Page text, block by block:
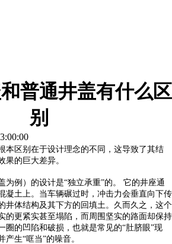
普通井盖有什么区
别
本区别在于设计理念的不同，这导致了其结
果的巨大差异。
为例）的设计是“独立承重”的。 它的井座通
凝土上。当车辆碾过时，冲击力会垂直向下传
井体结构及其下方的回填土。久而久之，这个
的更紧实甚至塌陷，而周围坚实的路面却保持
圈的凹陷和破损，也就是常见的“肚脐眼”现
生“哐当”的噪音。